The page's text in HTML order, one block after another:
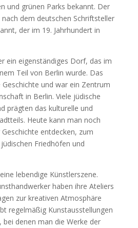
und grünen Parks bekannt. Der
dem deutschen Schriftsteller
der im 19. Jahrhundert in
ein eigenständiges Dorf, das im
Teil von Berlin wurde. Das
und war ein Zentrum
in Berlin. Viele jüdische
prägten das kulturelle und
Heute kann man noch
entdecken, zum
Friedhöfen und
lebendige Künstlerszene.
haben ihre Ateliers
zur kreativen Atmosphäre
regelmäßig Kunstausstellungen
bei denen man die Werke der